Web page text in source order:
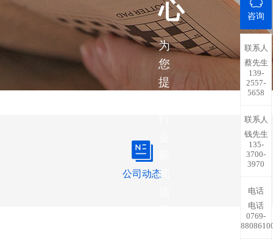
心
为
您
提
闻
公司动态
咨询
联系人
蔡先生
139-
2557-
5658
联系人
钱先生
135-
3700-
3970
电话
电话
0769-